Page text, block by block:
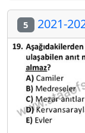
5 2021-